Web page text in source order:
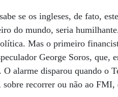
se os ingleses, de fato,
do mundo, seria
Mas o primeiro
George Soros, que,
O alarme disparou quando o
sobre recorrer ou não ao